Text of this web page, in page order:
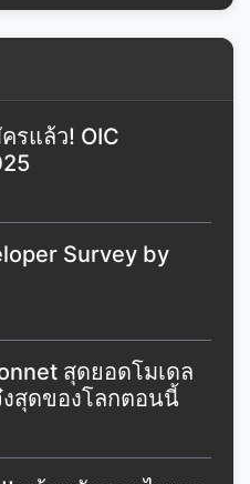
รแล้ว! OIC
Survey by
สุดยอดโมเดล
งสุดของโลกตอนนี้